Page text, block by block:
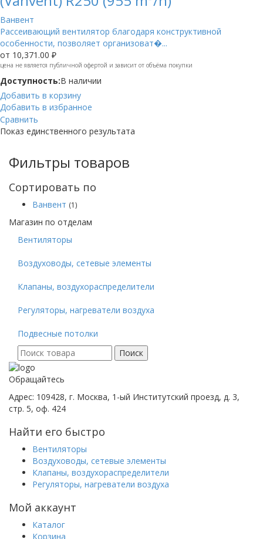
Ванвент
Рассеивающий вентилятор благодаря конструктивной
особенности, позволяет организоват�...
от 10,371.00 ₽
цена не является публичной офертой и зависит от объёма покупки
Доступность:В наличии
Добавить в корзину
Добавить в избранное
Сравнить
Показ единственного результата
Фильтры товаров
Сортировать по
Ванвент (1)
Магазин по отделам
Вентиляторы
Воздуховоды, сетевые элементы
Клапаны, воздухораспределители
Регуляторы, нагреватели воздуха
Подвесные потолки
Поиск
для:
Поиск
Обращайтесь
Адрес: 109428, г. Москва, 1-ый Институтский проезд, д. 3,
стр. 5, оф. 424
Найти его быстро
Вентиляторы
Воздуховоды, сетевые элементы
Клапаны, воздухораспределители
Регуляторы, нагреватели воздуха
Мой аккаунт
Каталог
Корзина